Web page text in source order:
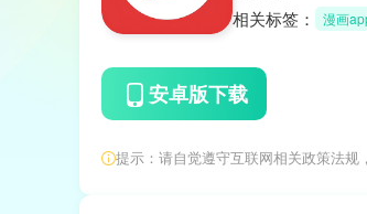
相关标签：
漫画
安卓版下载
提示：请自觉遵守互联网相关政策法